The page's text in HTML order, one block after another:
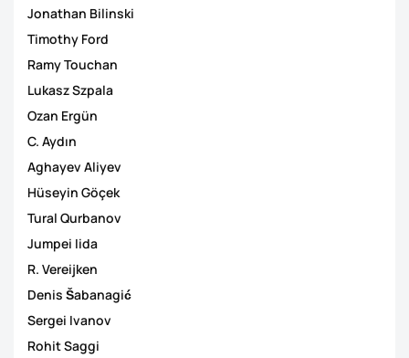
Jonathan Bilinski
Timothy Ford
Ramy Touchan
Lukasz Szpala
Ozan Ergün
C. Aydın
Aghayev Aliyev
Hüseyin Göçek
Tural Qurbanov
Jumpei Iida
R. Vereijken
Denis Šabanagić
Sergei Ivanov
Rohit Saggi